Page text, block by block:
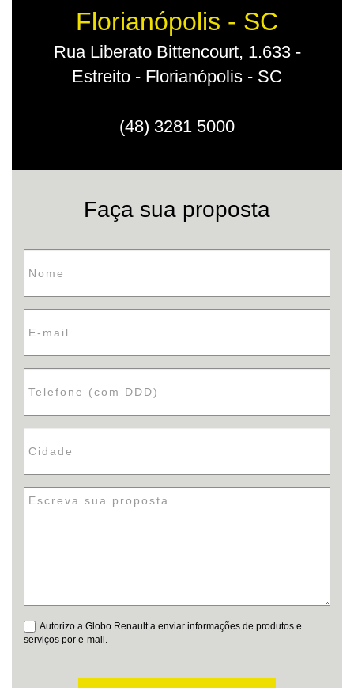
Florianópolis - SC
Rua Liberato Bittencourt, 1.633 -
Estreito - Florianópolis - SC
(48) 3281 5000
Faça sua proposta
Autorizo a Globo Renault a enviar informações de produtos e
serviços por e-mail.